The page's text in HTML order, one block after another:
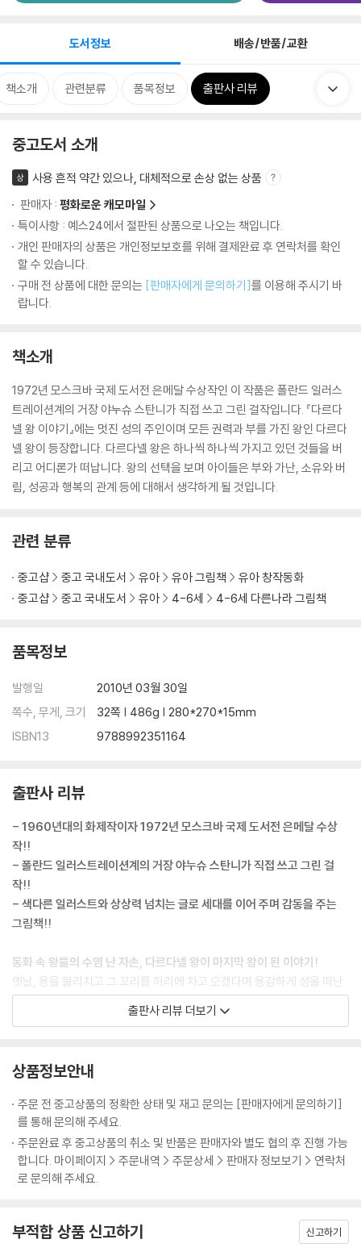
도서정보 배송/반품/교환
책소개 관련분류 품목정보 출판사 리뷰
중고도서 소개
상
사용 흔적 약간 있으나, 대체적으로 손상 없는 상품
판매자 : 평화로운 캐모마일
특이사항 : 예스24에서 절판된 상품으로 나오는 책입니다.
개인 판매자의 상품은 개인정보보호를 위해 결제완료 후 연락처를 확인
할 수 있습니다.
구매 전 상품에 대한 문의는 [판매자에게 문의하기]를 이용해 주시기 바
랍니다.
책소개
1972년 모스크바 국제 도서전 은메달 수상작인 이 작품은 폴란드 일러스
트레이션계의 거장 야누슈 스탄니가 직접 쓰고 그린 걸작입니다. 『다르다
넬 왕 이야기』에는 멋진 성의 주인이며 모든 권력과 부를 가진 왕인 다르다
넬 왕이 등장합니다. 다르다넬 왕은 하나씩 하나씩 가지고 있던 것들을 버
리고 어디론가 떠납니다. 왕의 선택을 보며 아이들은 부와 가난, 소유와 버
림, 성공과 행복의 관계 등에 대해서 생각하게 될 것입니다.
관련 분류
중고샵 중고 국내도서 유아 유아 그림책
유아 창작동화
중고샵
중고 국내도서 유아 4-6세 4-6세 다른나라 그림책
품목정보
발행일
2010년 03월 30일
쪽수, 무게, 크기
32쪽 | 486g | 280*270*15mm
ISBN13
9788992351164
출판사 리뷰
- 1960년대의 화제작이자 1972년 모스크바 국제 도서전 은메달 수상
작!!
- 폴란드 일러스트레이션계의 거장 야누슈 스탄니가 직접 쓰고 그린 걸
작!!
- 색다른 일러스트와 상상력 넘치는 글로 세대를 이어 주며 감동을 주는
그림책!!
동화 속 왕들의 수염 난 자손, 다르다넬 왕이 마지막 왕이 된 이야기!
옛날, 용을 물리치고 그 꼬리를 허리에 차고 오겠다며 용감하게 성을 떠난
왕이 있었어요. 바로 다르다넬 왕이에요. 하지만 왕은 용을 찾지도 못하고
빈손으로 돌아옵니다. 성에는 소문이 좍 퍼져 있고, 크게 환영해야 할 성문
벗어 버리고……. 궁전의 모든 사람들이 싫어하지만, 다르다넬 왕은 날마
다 깜짝 놀랄 일을 계속 벌입니다. 도대체 다르다넬 왕은 무슨 생각을 하는
걸까요? 그리고 왜 다르다넬 왕조의 마지막 왕이 된 걸까요?
인류의 영원한 물음, ‘행복한 삶이란 어떤 것일까?’ 생각하게 하는 책!
멋진 성의 주인이며 모든 권력과 부를 가진 왕. 하지만 이 책의 주인공 다르
하게 잘 살았을까?’ 하는 의문이 꼬리를 물고 이어집니다. 하지만 완전무장
출판사 리뷰 더보기
상품정보안내
주문 전 중고상품의 정확한 상태 및 재고 문의는 [판매자에게 문의하기]
를 통해 문의해 주세요.
주문완료 후 중고상품의 취소 및 반품은 판매자와 별도 협의 후 진행 가능
합니다. 마이페이지 > 주문내역 > 주문상세 > 판매자 정보보기 > 연락처
로 문의해 주세요.
부적합 상품 신고하기 신고하기